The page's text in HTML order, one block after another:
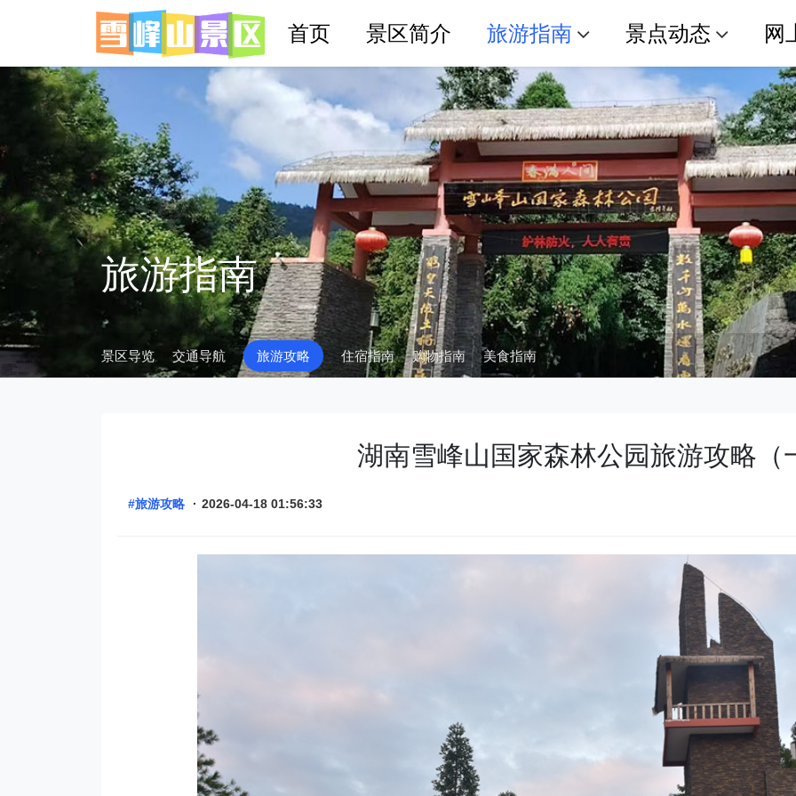
首页 景区简介 旅游指南 景点动态 网
旅游指南
景区导览 交通导航 旅游攻略 住宿指南 购物指南 美食指南
湖南雪峰山国家森林公园旅游攻略（
#旅游攻略 · 2026-04-18 01:56:33